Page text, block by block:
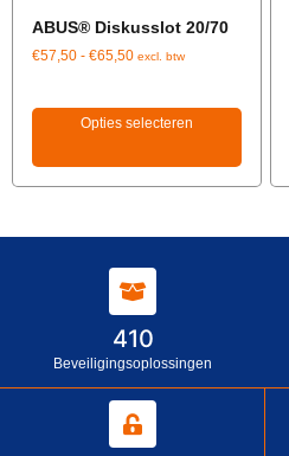
ABUS® Diskusslot 20/70
€57,50 - €65,50 excl. btw
Opties selecteren
410
Beveiligingsoplossingen